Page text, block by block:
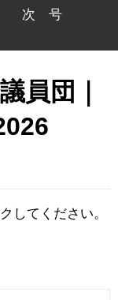
員団｜
してください。
次 号